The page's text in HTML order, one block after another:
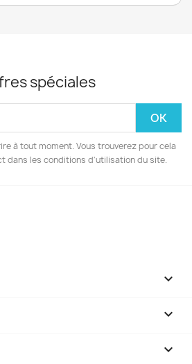
spéciales
à tout moment. Vous trouverez pour cela
dans les conditions d'utilisation du site.


